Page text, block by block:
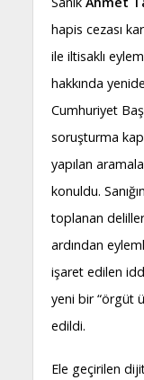
hapis cezası
ile iltisaklı
hakkında
Cumhuriyet
soruşturma
yapılan
konuldu.
toplanan
ardından
işaret edilen
yeni bir “örgüt
edildi.
Ele geçirilen